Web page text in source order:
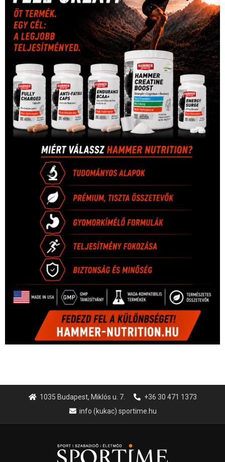
1035 Budapest, Miklós u. 7.
+36 30 471 1373
info (kukac) sportime.hu